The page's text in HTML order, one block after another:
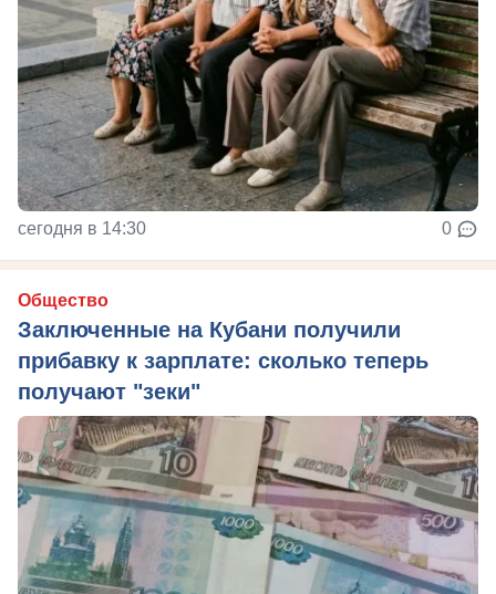
сегодня в 14:30 0
Общество
Заключенные на Кубани получили
прибавку к зарплате: сколько теперь
получают "зеки"